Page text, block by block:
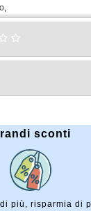
,
sconti
più, risparmia di